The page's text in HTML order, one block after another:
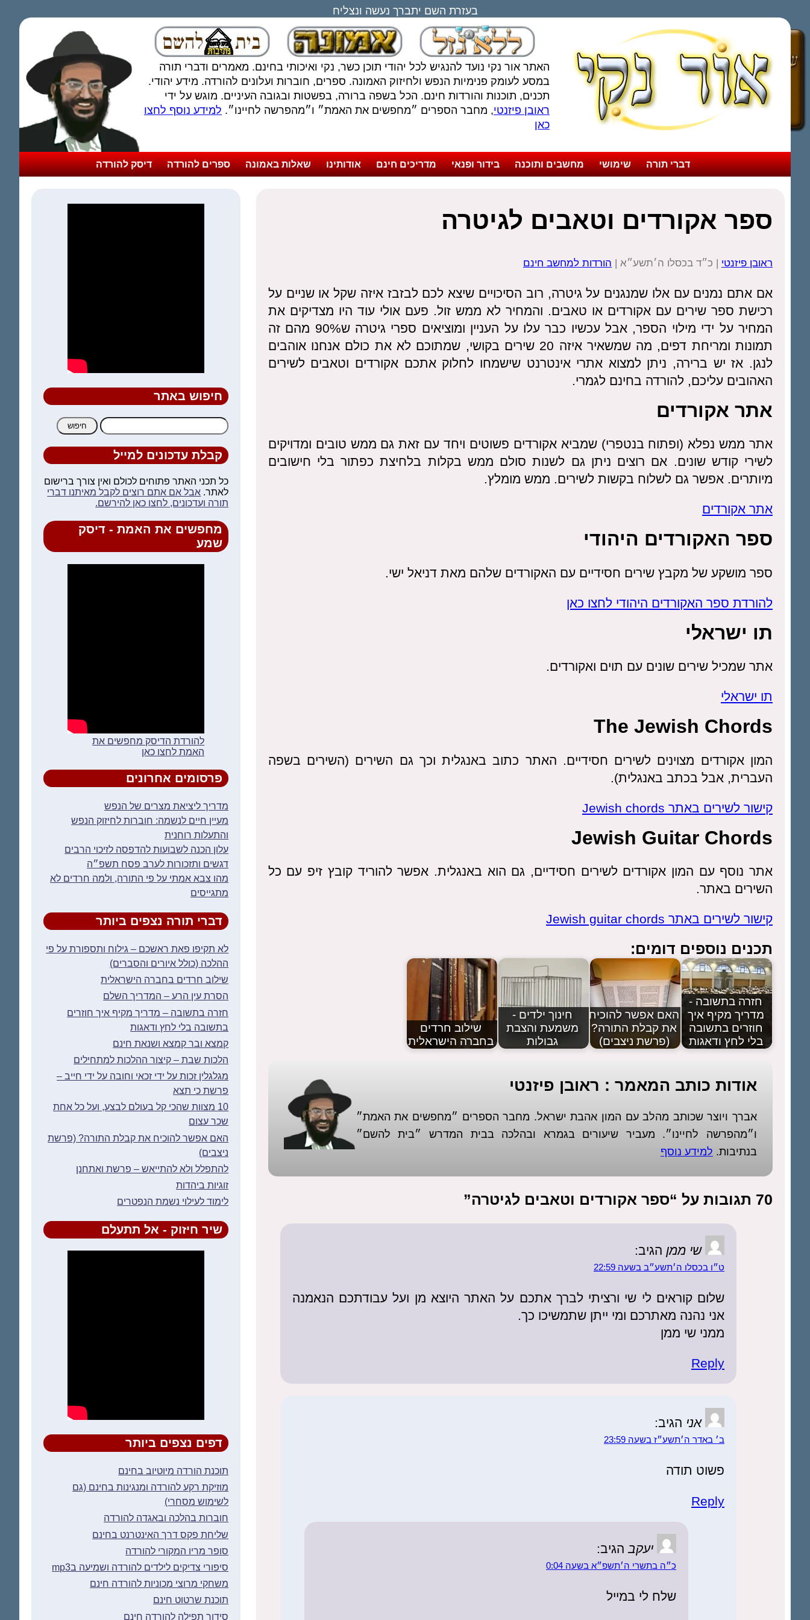
בעזרת השם יתברך נעשה ונצליח
האתר אור נקי נועד להנגיש לכל יהודי תוכן כשר, נקי ואיכותי בחינם. מאמרים ודברי תורה
במסע לעומק פנימיות הנפש ולחיזוק האמונה. ספרים, חוברות ועלונים להורדה. מידע יהודי.
תכנים, תוכנות והורדות חינם. הכל בשפה ברורה, בפשטות ובגובה העיניים. מוגש על ידי
ראובן פיזנטי, מחבר הספרים ״מחפשים את האמת״ ו״מהפרשה לחיינו״. למידע נוסף לחצו
כאן
דברי תורה שימושי מחשבים ותוכנה בידור ופנאי מדריכים חינם אודותינו שאלות באמונה ספרים להורדה דיסק להורדה
ספר אקורדים וטאבים לגיטרה
ראובן פיזנטי | כ״ד בכסלו ה׳תשע״א | הורדות למחשב חינם
אם אתם נמנים עם אלו שמנגנים על גיטרה, רוב הסיכויים שיצא לכם לבזבז איזה שקל או שניים על
רכישת ספר שירים עם אקורדים או טאבים. והמחיר לא ממש זול. פעם אולי עוד היו מצדיקים את
המחיר על ידי מילוי הספר, אבל עכשיו כבר עלו על העניין ומוציאים ספרי גיטרה ש90% מהם זה
תמונות ומריחת דפים, מה שמשאיר איזה 20 שירים בקושי, שמתוכם לא את כולם אנחנו אוהבים
לנגן. אז יש ברירה, ניתן למצוא אתרי אינטרנט שישמחו לחלוק אתכם אקורדים וטאבים לשירים
האהובים עליכם, להורדה בחינם לגמרי.
אתר אקורדים
אתר ממש נפלא (ופתוח בנטפרי) שמביא אקורדים פשוטים ויחד עם זאת גם ממש טובים ומדויקים
לשירי קודש שונים. אם רוצים ניתן גם לשנות סולם ממש בקלות בלחיצת כפתור בלי חישובים
מיותרים. אפשר גם לשלוח בקשות לשירים. ממש מומלץ.
אתר אקורדים
ספר האקורדים היהודי
ספר מושקע של מקבץ שירים חסידיים עם האקורדים שלהם מאת דניאל ישי.
להורדת ספר האקורדים היהודי לחצו כאן
תו ישראלי
אתר שמכיל שירים שונים עם תוים ואקורדים.
תו ישראלי
The Jewish Chords
המון אקורדים מצוינים לשירים חסידיים. האתר כתוב באנגלית וכך גם השירים (השירים בשפה
העברית, אבל בכתב באנגלית).
קישור לשירים באתר Jewish chords
Jewish Guitar Chords
אתר נוסף עם המון אקורדים לשירים חסידיים, גם הוא באנגלית. אפשר להוריד קובץ זיפ עם כל
השירים באתר.
קישור לשירים באתר Jewish guitar chords
תכנים נוספים דומים:
חזרה בתשובה -
מדריך מקיף איך
חוזרים בתשובה
בלי לחץ ודאגות
האם אפשר להוכיח
את קבלת התורה?
(פרשת ניצבים)
חינוך ילדים -
משמעת והצבת
גבולות
שילוב חרדים
בחברה הישראלית
אודות כותב המאמר : ראובן פיזנטי
אברך ויוצר שכותב מהלב עם המון אהבת ישראל. מחבר הספרים ״מחפשים את האמת״
ו״מהפרשה לחיינו״. מעביר שיעורים בגמרא ובהלכה בבית המדרש ״בית להשם״
בנתיבות. למידע נוסף
70 תגובות על “ספר אקורדים וטאבים לגיטרה”
שי ממן הגיב:
ט״ו בכסלו ה׳תשע״ב בשעה 22:59
שלום קוראים לי שי ורציתי לברך אתכם על האתר היוצא מן ועל עבודתכם הנאמנה
אני נהנה מאתרכם ומי ייתן שתמשיכו כך.
ממני שי ממן
Reply
אני הגיב:
ב׳ באדר ה׳תשע״ז בשעה 23:59
פשוט תודה
Reply
יעקב הגיב:
כ״ה בתשרי ה׳תשפ״א בשעה 0:04
שלח לי במייל
חיפוש באתר
חיפוש:
קבלת עדכונים למייל
כל תכני האתר פתוחים לכולם ואין צורך ברישום
לאתר. אבל אם אתם רוצים לקבל מאיתנו דברי
תורה ועדכונים, לחצו כאן להירשם.
מחפשים את האמת - דיסק
שמע
להורדת הדיסק מחפשים את
האמת לחצו כאן
פרסומים אחרונים
מדריך ליציאת מצרים של הנפש
מעיין חיים לנשמה: חוברות לחיזוק הנפש
והתעלות רוחנית
עלון הכנה לשבועות להדפסה לזיכוי הרבים
דגשים ותזכורות לערב פסח תשפ״ה
מהו צבא אמתי על פי התורה, ולמה חרדים לא
מתגייסים
דברי תורה נצפים ביותר
לא תקיפו פאת ראשכם – גילוח ותספורת על פי
ההלכה (כולל איורים והסברים)
שילוב חרדים בחברה הישראלית
הסרת עין הרע – המדריך השלם
חזרה בתשובה – מדריך מקיף איך חוזרים
בתשובה בלי לחץ ודאגות
קמצא ובר קמצא ושנאת חינם
הלכות שבת – קיצור ההלכות למתחילים
מגלגלין זכות על ידי זכאי וחובה על ידי חייב –
פרשת כי תצא
10 מצוות שהכי קל בעולם לבצע, ועל כל אחת
שכר עצום
האם אפשר להוכיח את קבלת התורה? (פרשת
ניצבים)
להתפלל ולא להתייאש – פרשת ואתחנן
זוגיות ביהדות
לימוד לעילוי נשמת הנפטרים
שיר חיזוק - אל תתעלם
דפים נצפים ביותר
תוכנת הורדה מיוטיוב בחינם
מוזיקת רקע להורדה ומנגינות בחינם (גם
לשימוש מסחרי)
חוברות בהלכה ובאגדה להורדה
שליחת פקס דרך האינטרנט בחינם
סופר מריו המקורי להורדה
סיפורי צדיקים לילדים להורדה ושמיעה בmp3
משחקי מרוצי מכוניות להורדה חינם
תוכנת שרטוט חינם
סידור תפילה להורדה חינם